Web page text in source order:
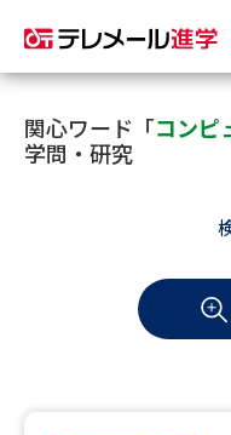
資料
大学・短大の資料種類
総合型選抜・学校推薦型選抜
関心ワード「コンピ
学問・研究